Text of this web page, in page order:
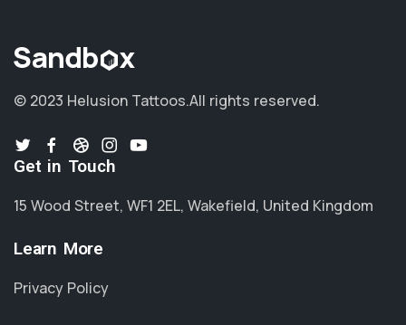
© 2023 Helusion Tattoos.All rights reserved.
Get in Touch
15 Wood Street, WF1 2EL, Wakefield, United Kingdom
Learn More
Privacy Policy